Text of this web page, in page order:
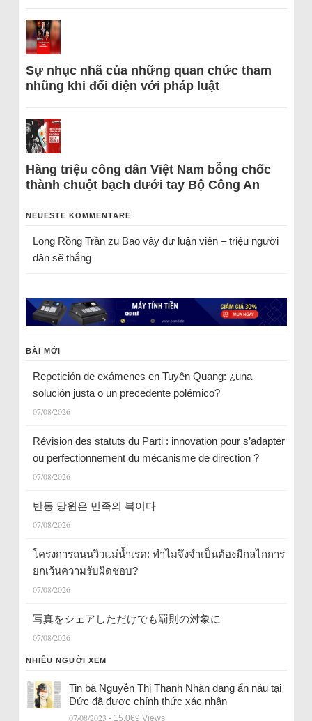
Sự nhục nhã của những quan chức tham
nhũng khi đối diện với pháp luật
Hàng triệu công dân Việt Nam bỗng chốc
thành chuột bạch dưới tay Bộ Công An
NEUESTE KOMMENTARE
Long Rồng Trầnzu Bao vây dư luận viên – triệu người
dân sẽ thắng
BÀI MỚI
Repetición de exámenes en Tuyên Quang: ¿una
solución justa o un precedente polémico?
07/08/2026
Révision des statuts du Parti : innovation pour s’adapter
ou perfectionnement du mécanisme de direction ?
07/08/2026
반동 당원은 민족의 복이다
07/08/2026
โครงการถนนวิวแม่น้ำเรด: ทำไมจึงจำเป็นต้องมีกลไกการ
ยกเว้นความรับผิดชอบ?
07/08/2026
写真をシェアしただけでも罰則の対象に
07/08/2026
NHIỀU NGƯỜI XEM
Tin bà Nguyễn Thị Thanh Nhàn đang ẩn náu tại
Đức đã được chính thức xác nhận
07/08/2023 - 15.069 Views